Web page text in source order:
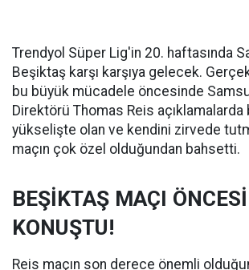
Trendyol Süper Lig'in 20. haftasında
Beşiktaş karşı karşıya gelecek.
bu büyük mücadele öncesinde
Direktörü Thomas Reis
yükselişte olan ve kendini zirvede
maçın çok özel olduğundan bahsetti.
BEŞİKTAŞ MAÇI ÖNCESİ
KONUŞTU!
Reis maçın son derece önemli